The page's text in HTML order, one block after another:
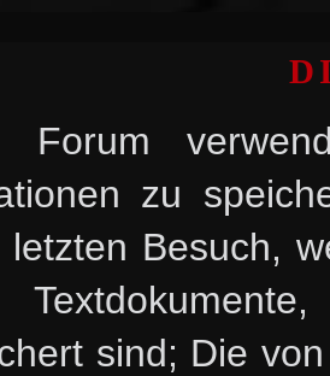
Forum
zu
letzten Besuch,
sind; Die